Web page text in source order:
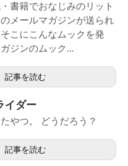
書籍でおなじみのリット
メールマガジンが送られ
こにこんなムックを発
ジンのムック...
記事を読む
イダー
やつ。 どうだろう？
記事を読む